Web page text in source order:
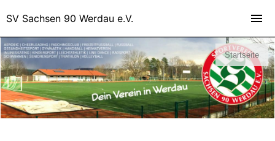
Startseite
SV Sachsen 90 Werdau e.V.